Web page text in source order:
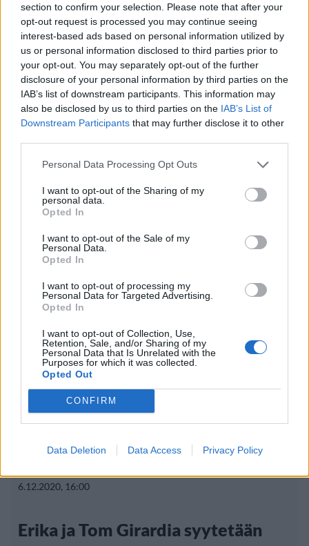
section to confirm your selection. Please note that after your
opt-out request is processed you may continue seeing
interest-based ads based on personal information utilized by
us or personal information disclosed to third parties prior to
your opt-out. You may separately opt-out of the further
disclosure of your personal information by third parties on the
IAB’s list of downstream participants. This information may
also be disclosed by us to third parties on the IAB’s List of
Downstream Participants that may further disclose it to other
Personal Data Processing Opt Outs
I want to opt-out of the Sharing of my
personal data.
Opted In
I want to opt-out of the Sale of my
Personal Data.
Opted In
I want to opt-out of processing my
Personal Data for Targeted Advertising.
Opted In
I want to opt-out of Collection, Use,
Retention, Sale, and/or Sharing of my
Personal Data that Is Unrelated with the
Purposes for which it was collected.
Opted Out
CONFIRM
Data Deletion Data Access Privacy Policy
PÄIVÄ VIIKKO KUUKAUSI
Leskeneläke ei kuulu kaikille – Kela
muistuttaa tärkeästä ikärajasta
Finnairin lennoista osan lentää jatkossa
toinen lentoyhtiö – matkustajille tärkeä
rajoitus
vuoksi
Suolikaasun tuoksu levisi Spider-Man -
näytöksessä – yleisö poistui paikalta
Maailman eniten matkustaneet valitsivat
suosikkikohteensa – yllättävä voittaja
Viihdeuutiset
6.12.2020, 16:00
Erika ja Tom Girardia syytetään